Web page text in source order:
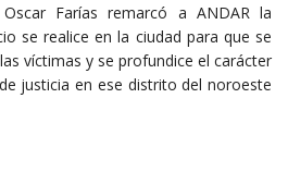
Farías remarcó a ANDAR la
se realice en la ciudad para que se
víctimas y se profundice el carácter
justicia en ese distrito del noroeste